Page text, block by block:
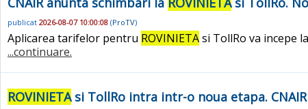
publicat 2026-08-07 10:00:08 (ProTV)
Aplicarea tarifelor pentru ROVINIETAsi TollRo va incepe
...continuare.
ROVINIETAsi TollRo intra intr-o noua etapa.